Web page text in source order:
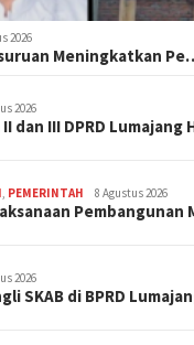
2026
Meningkatkan
2026
dan III DPRD Lumajang
, PEMERINTAH 8 Agustus 2026
Pembangunan
2026
SKAB di BPRD